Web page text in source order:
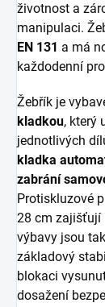
životnost a
manipulaci.
EN 131 a má
každodenní
Žebřík je
kladkou, který
jednotlivých
kladka
zabrání
Protiskluzové
28 cm zajišťují
výbavy jsou
základový
blokaci
dosažení